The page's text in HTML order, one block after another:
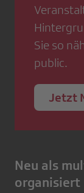
Sie so
public.
Jetzt
Neu als
organisiert